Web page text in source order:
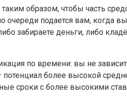
образом, чтобы часть
подается вам, когда
забираете деньги, либо
по времени: вы не
потенциал более высокой
сроки с более высокими